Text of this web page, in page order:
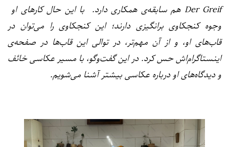
Der Greif هم سابقه‌ی همکاری دارد. با این حال کارهای او
وجوه کنجکاوی‌ برانگیزی دارند؛ این کنجکاوی را می‌توان در
قاب‌های او، و از آن مهم‌تر، در توالی این قاب‌ها در صفحه‌ی
اینستاگرام‌اش حس کرد. در این گفت‌وگو، با مسیر عکاسی‌ خائف
و دیدگاه‌های او درباره عکاسی بیشتر آشنا می‌شویم.